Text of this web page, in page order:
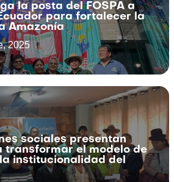
la posta del FOSPA a
para fortalecer la
Amazonía
2025
sociales presentan
transformar el modelo de
institucionalidad del